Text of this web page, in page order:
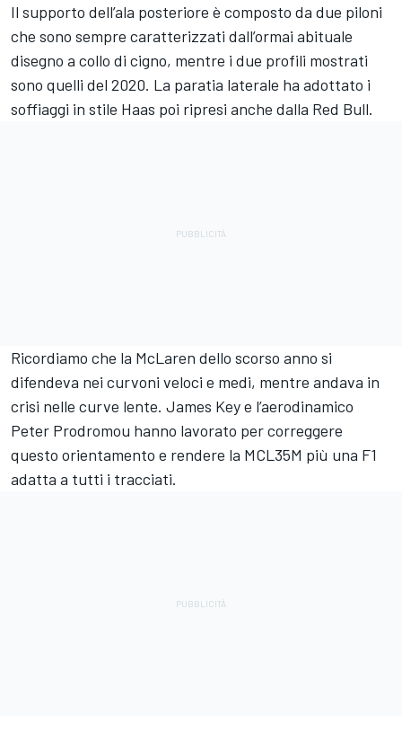
Il supporto dell’ala posteriore è composto da due piloni
che sono sempre caratterizzati dall’ormai abituale
disegno a collo di cigno, mentre i due profili mostrati
sono quelli del 2020. La paratia laterale ha adottato i
soffiaggi in stile Haas poi ripresi anche dalla Red Bull.
Ricordiamo che la McLaren dello scorso anno si
difendeva nei curvoni veloci e medi, mentre andava in
crisi nelle curve lente. James Key e l’aerodinamico
Peter Prodromou hanno lavorato per correggere
questo orientamento e rendere la MCL35M più una F1
adatta a tutti i tracciati.